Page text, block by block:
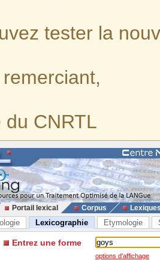
tester la
du CNRTL
Portail lexical Corpus
Lexicographie Etymologie
Entrez une forme
options d'affichage